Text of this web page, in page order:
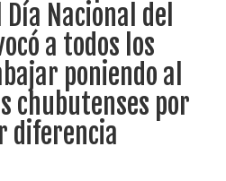
Nacional del
a todos los
poniendo al
chubutenses por
diferencia